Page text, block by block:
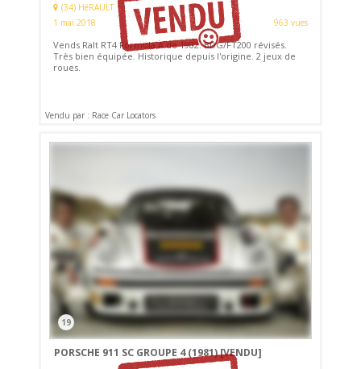
(34) HéRAULT
1 mai 2018
963 vues
Vends Ralt RT4 Formula A de 1982. BDG/FT200 révisés.
Très bien équipée. Historique depuis l'origine. 2 jeux de
roues.
Vendu par : Race Car Locators
19
PORSCHE 911 SC GROUPE 4 (1981)[VENDU]